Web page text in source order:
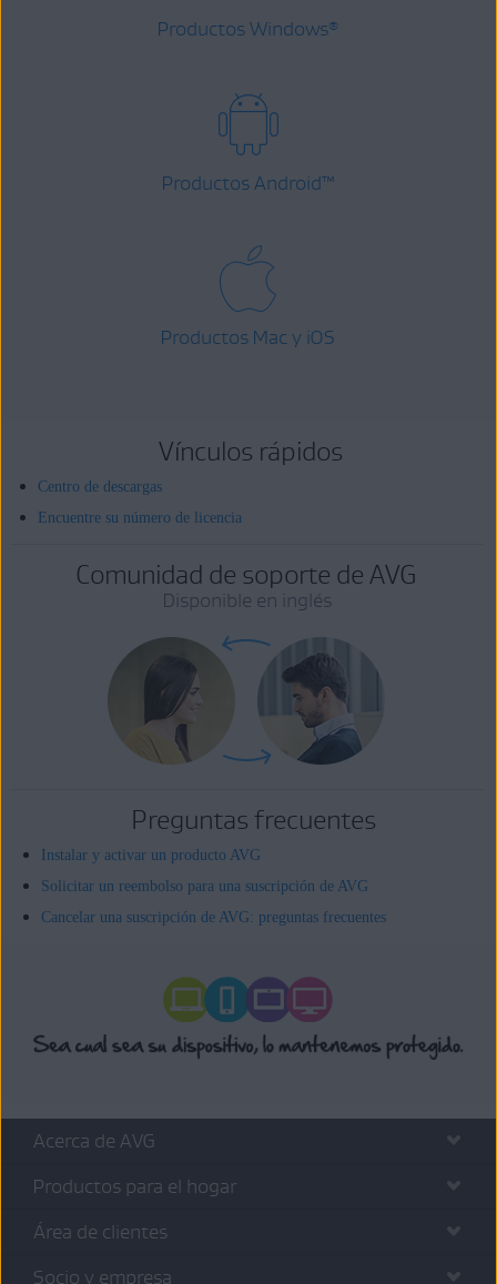
Productos Windows®
Productos Android™
Productos Mac y iOS
Vínculos rápidos
Centro de descargas
Encuentre su número de licencia
Comunidad de soporte de AVG
Disponible en inglés
Preguntas frecuentes
Instalar y activar un producto AVG
Solicitar un reembolso para una suscripción de AVG
Cancelar una suscripción de AVG: preguntas frecuentes
Acerca de AVG
Productos para el hogar
Área de clientes
Socio y empresa